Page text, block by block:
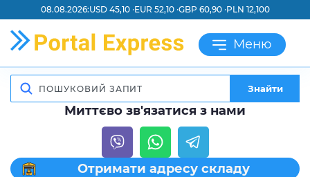
08.08.2026:USD 45,10 ·EUR 52,10 ·GBP 60,90 ·PLN 12,100
Меню
Знайти
Миттєво зв'язатися з нами
Отримати адресу складу